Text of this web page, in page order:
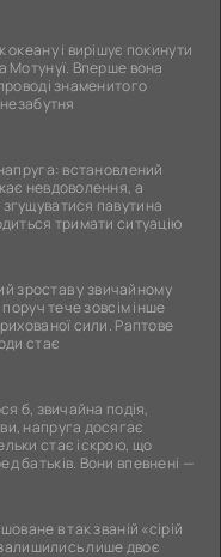
і вирішує покинути
Мотунуї. Вперше вона
знаменитого
встановлений
невдоволення, а
павутина
тримати ситуацію
зростав у звичайному
тече зовсім інше
сили. Раптове
стає
б, звичайна подія,
напруга досягає
стає іскрою, що
батьків. Вони впевнені —
в так званій «сірій
залишились лише двоє